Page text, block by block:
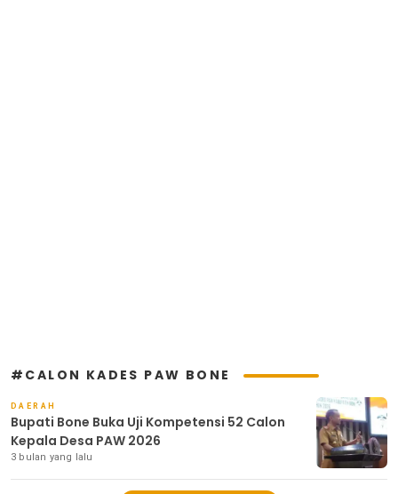
#CALON KADES PAW BONE
DAERAH
Bupati Bone Buka Uji Kompetensi 52 Calon
Kepala Desa PAW 2026
3 bulan yang lalu